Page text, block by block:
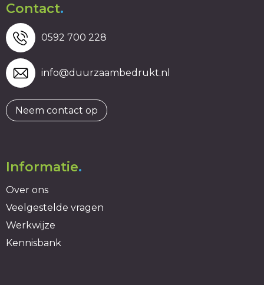
Contact.
0592 700 228
info@duurzaambedrukt.nl
Neem contact op
Informatie.
Over ons
Veelgestelde vragen
Werkwijze
Kennisbank